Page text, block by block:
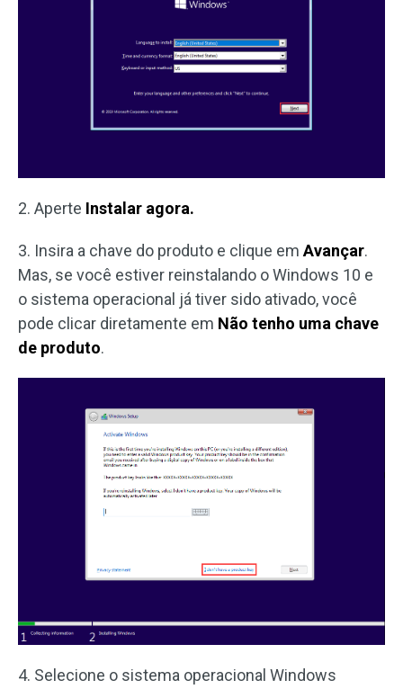
2. Aperte Instalar agora.
3. Insira a chave do produto e clique em Avançar.
Mas, se você estiver reinstalando o Windows 10 e
o sistema operacional já tiver sido ativado, você
pode clicar diretamente em Não tenho uma chave
de produto.
4. Selecione o sistema operacional Windows